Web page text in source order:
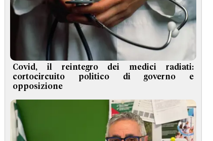
Covid, il reintegro dei medici radiati:
cortocircuito politico di governo e
opposizione